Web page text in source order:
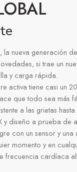
la nueva generación
si trae un
y carga rápida.
activa tiene casi un
que todo sea más
a las grietas
y diseño a prueba de
con un sensor y
momento y en
frecuencia cardíaca